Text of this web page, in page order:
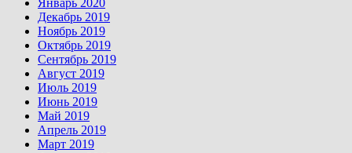
Январь 2020
Декабрь 2019
Ноябрь 2019
Октябрь 2019
Сентябрь 2019
Август 2019
Июль 2019
Июнь 2019
Май 2019
Апрель 2019
Март 2019